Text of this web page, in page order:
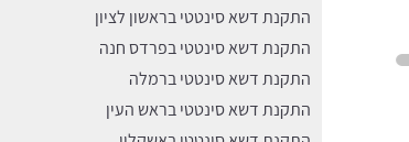
התקנת דשא סינטטי בראשון לציון
התקנת דשא סינטטי בפרדס חנה
התקנת דשא סינטטי ברמלה
התקנת דשא סינטטי בראש העין